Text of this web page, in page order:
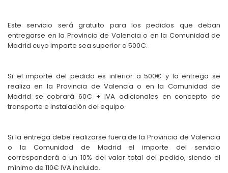
Este servicio será gratuito para los pedidos que deban
entregarse en la Provincia de Valencia o en la Comunidad de
Madrid cuyo importe sea superior a 500€.
Si el importe del pedido es inferior a 500€ y la entrega se
realiza en la Provincia de Valencia o en la Comunidad de
Madrid se cobrará 60€ + IVA adicionales en concepto de
transporte e instalación del equipo.
Si la entrega debe realizarse fuera de la Provincia de Valencia
o la Comunidad de Madrid el importe del servicio
corresponderá a un 10% del valor total del pedido, siendo el
mínimo de 110€ IVA incluido.